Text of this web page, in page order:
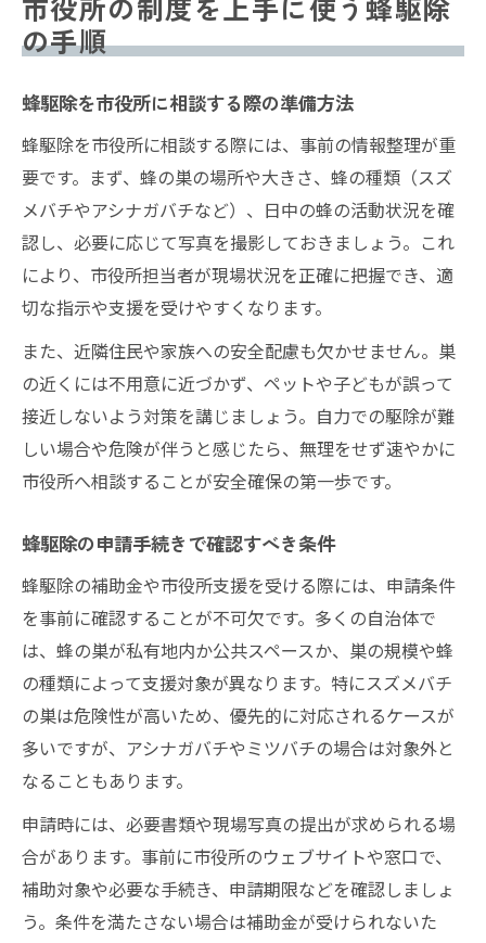
の手順
蜂駆除を市役所に相談する際の準備方法
蜂駆除を市役所に相談する際には、事前の情報整理が重
要です。まず、蜂の巣の場所や大きさ、蜂の種類（スズ
メバチやアシナガバチなど）、日中の蜂の活動状況を確
認し、必要に応じて写真を撮影しておきましょう。これ
により、市役所担当者が現場状況を正確に把握でき、適
切な指示や支援を受けやすくなります。
また、近隣住民や家族への安全配慮も欠かせません。巣
の近くには不用意に近づかず、ペットや子どもが誤って
接近しないよう対策を講じましょう。自力での駆除が難
しい場合や危険が伴うと感じたら、無理をせず速やかに
市役所へ相談することが安全確保の第一歩です。
蜂駆除の申請手続きで確認すべき条件
蜂駆除の補助金や市役所支援を受ける際には、申請条件
を事前に確認することが不可欠です。多くの自治体で
は、蜂の巣が私有地内か公共スペースか、巣の規模や蜂
の種類によって支援対象が異なります。特にスズメバチ
の巣は危険性が高いため、優先的に対応されるケースが
多いですが、アシナガバチやミツバチの場合は対象外と
なることもあります。
申請時には、必要書類や現場写真の提出が求められる場
合があります。事前に市役所のウェブサイトや窓口で、
補助対象や必要な手続き、申請期限などを確認しましょ
う。条件を満たさない場合は補助金が受けられないた